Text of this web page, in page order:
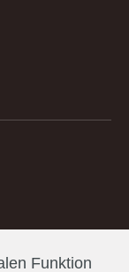
Funktion